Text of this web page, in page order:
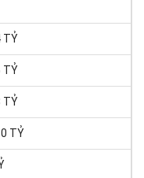
TỶ
TỶ
TỶ
TỶ